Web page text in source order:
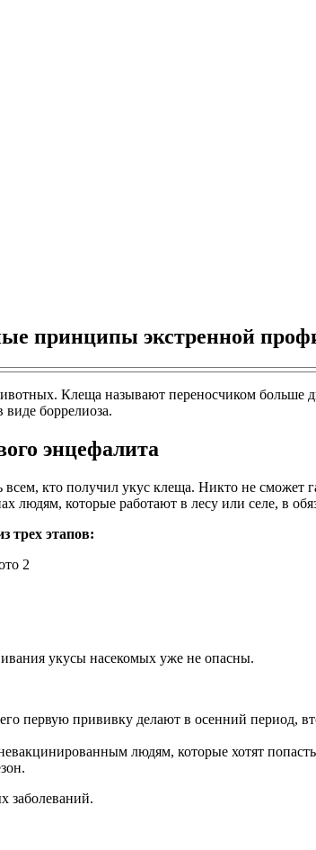
принципы экстренной
Клеща называют переносчиком больше
виде боррелиоза.
энцефалита
кто получил укус клеща. Никто не сможет
людям, которые работают в лесу или селе, в
трех этапов:
укусы насекомых уже не опасны.
первую прививку делают в осенний период,
людям, которые хотят
заболеваний.